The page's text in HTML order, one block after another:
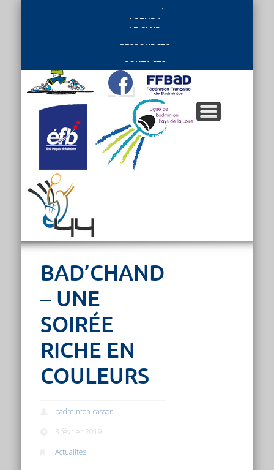
ACTUALITÉS
AGENDA
LE CLUB
SAISON SPORTIVE
RESSOURCES
PRIVE CONNEXION
CONTACTS
PARTENAIRES
BAD’CHANDELEUR
– UNE
SOIRÉE
RICHE EN
COULEURS
badminton-casson
3 février 2019
Actualités